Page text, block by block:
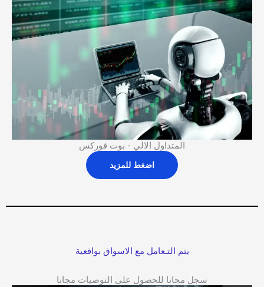
المتداول الالي - بوت فوركس
اضغط للمزيد
يتم التـعامل مع الاسواق بواقعية
سجل مجانا للحصول على التوصيات مجانا